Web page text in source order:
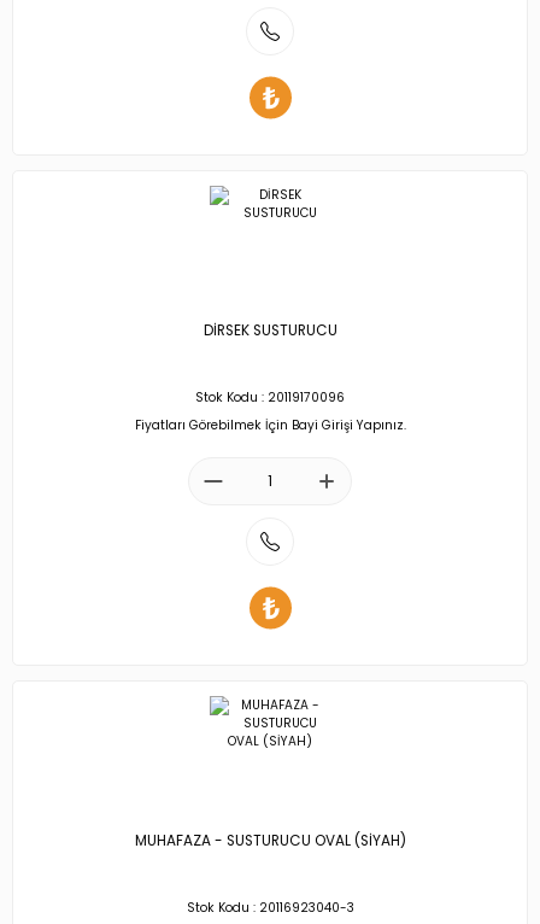
DİRSEK SUSTURUCU
Stok Kodu : 20119170096
Fiyatları Görebilmek İçin Bayi Girişi Yapınız.
MUHAFAZA - SUSTURUCU OVAL (SİYAH)
Stok Kodu : 20116923040-3